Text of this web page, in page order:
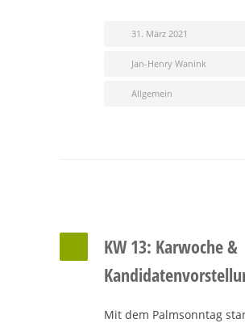
31. März 2021
Jan-Henry Wanink
Allgemein
KW 13: Karwoche &
Mit dem Palmsonntag